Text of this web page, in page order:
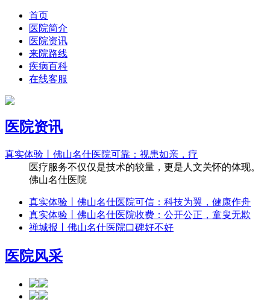
首页
医院简介
医院资讯
来院路线
疾病百科
在线客服
医院资讯
真实体验丨佛山名仕医院可靠：视患如亲，疗
医疗服务不仅仅是技术的较量，更是人文关怀的体现。
佛山名仕医院
真实体验丨佛山名仕医院可信：科技为翼，健康作舟
真实体验丨佛山名仕医院收费：公开公正，童叟无欺
禅城报丨佛山名仕医院口碑好不好
医院风采